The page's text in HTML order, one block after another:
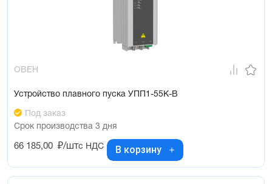
ОВЕН
Устройство плавного пуска УПП1-55К-В
Под заказ
Срок производства 3 дня
66 185,00 ₽/штс НДС В корзину